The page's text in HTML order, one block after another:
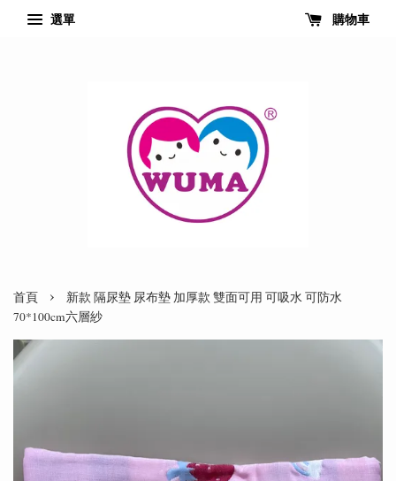
選單 購物車
首頁 ›
新款 隔尿墊 尿布墊 加厚款 雙面可用 可吸水 可防水
70*100cm六層紗